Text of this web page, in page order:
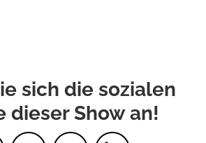
sich die sozialen
dieser Show an!